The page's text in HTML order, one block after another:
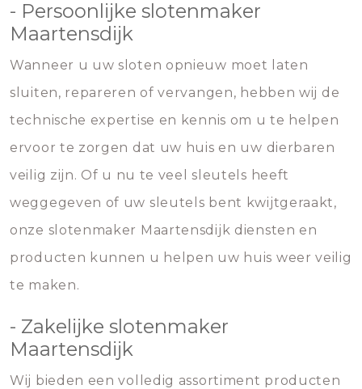
- Persoonlijke slotenmaker
Maartensdijk
Wanneer u uw sloten opnieuw moet laten
sluiten, repareren of vervangen, hebben wij de
technische expertise en kennis om u te helpen
ervoor te zorgen dat uw huis en uw dierbaren
veilig zijn. Of u nu te veel sleutels heeft
weggegeven of uw sleutels bent kwijtgeraakt,
onze slotenmaker Maartensdijk diensten en
producten kunnen u helpen uw huis weer veilig
te maken.
- Zakelijke slotenmaker
Maartensdijk
Wij bieden een volledig assortiment producten